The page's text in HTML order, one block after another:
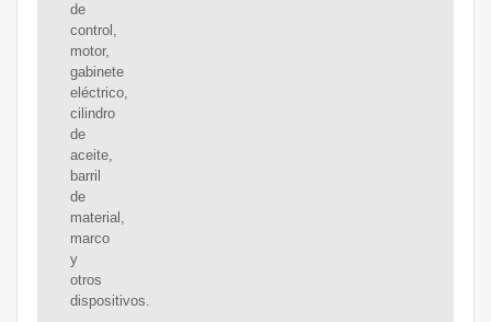
de
control,
motor,
gabinete
eléctrico,
cilindro
de
aceite,
barril
de
material,
marco
y
otros
dispositivos.